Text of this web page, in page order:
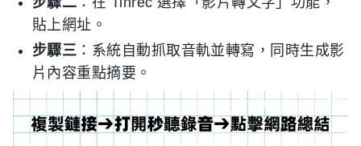
貼上網址。
步驟三 ：系統自動抓取音軌並轉寫，同時生成影
片內容重點摘要。